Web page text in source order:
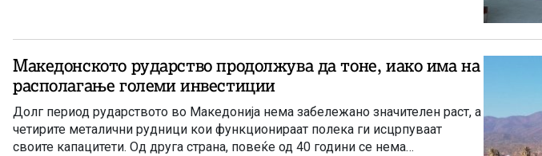
Македонското рударство продолжува да тоне, иако има на
располагање големи инвестиции
Долг период рударството во Македонија нема забележано значителен раст, а
четирите металични рудници кои функционираат полека ги исцрпуваат
своите капацитети. Од друга страна, повеќе од 40 години се нема